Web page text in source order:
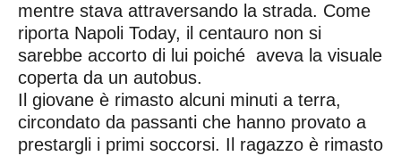
mentre stava attraversando la strada. Come
riporta Napoli Today, il centauro non si
sarebbe accorto di lui poiché aveva la visuale
coperta da un autobus.
Il giovane è rimasto alcuni minuti a terra,
circondato da passanti che hanno provato a
prestargli i primi soccorsi. Il ragazzo è rimasto